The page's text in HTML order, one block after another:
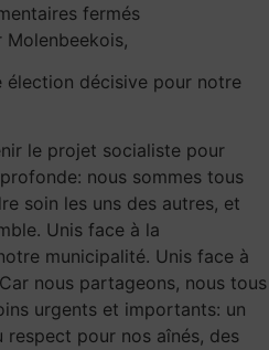
fermés
Molenbeekois,
élection décisive pour notre
le projet socialiste pour
nous sommes tous
soin les uns des autres, et
Unis face à la
municipalité. Unis face à
nous partageons, nous tous
urgents et importants: un
pour nos aînés, des